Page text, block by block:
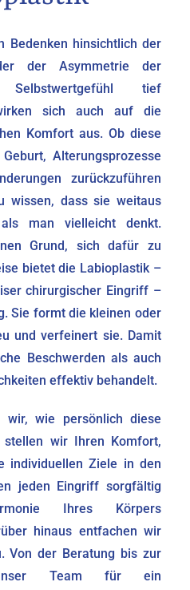
Bedenken hinsichtlich der
der Asymmetrie der
tief
sich auch auf die
Komfort aus. Ob diese
Alterungsprozesse
zurückzuführen
wissen, dass sie weitaus
man vielleicht denkt.
Grund, sich dafür zu
bietet die Labioplastik –
chirurgischer Eingriff –
Sie formt die kleinen oder
und verfeinert sie. Damit
Beschwerden als auch
effektiv behandelt.
wir, wie persönlich diese
stellen wir Ihren Komfort,
individuellen Ziele in den
jeden Eingriff sorgfältig
Ihres Körpers
hinaus entfachen wir
Von der Beratung bis zur
Team für ein